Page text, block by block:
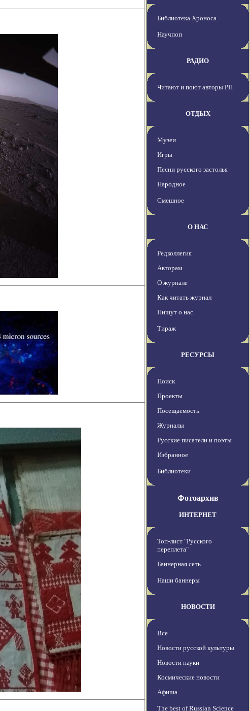
Библиотека Хроноса
Научпоп
РАДИО
Читают и поют авторы РП
ОТДЫХ
Музеи
Игры
Песни русского застолья
Народное
Смешное
О НАС
Редколлегия
Авторам
О журнале
Как читать журнал
Пишут о нас
Тираж
РЕСУРСЫ
Поиск
Проекты
Посещаемость
Журналы
Русские писатели и поэты
Избранное
Библиотеки
Фотоархив
ИНТЕРНЕТ
Топ-лист "Русского
переплета"
Баннерная сеть
Наши баннеры
НОВОСТИ
Все
Новости русской культуры
Новости науки
Космические новости
Афиша
The best of Russian Science